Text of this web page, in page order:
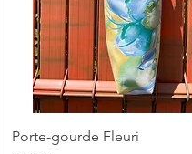
Porte-gourde Fleuri